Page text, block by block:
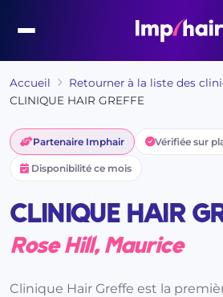
Accueil
Retourner à la liste des
CLINIQUE HAIR GREFFE
Partenaire Imphair Vérifiée sur
Disponibilité ce mois
CLINIQUE HAIR
Rose Hill, Maurice
Clinique Hair Greffe est la